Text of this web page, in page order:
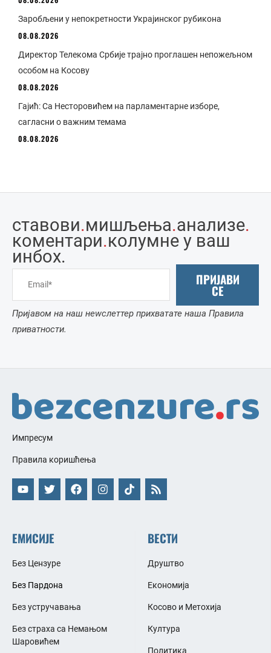
Заробљени у непокретности Украјинског рубикона
08.08.2026
Директор Телекома Србије трајно проглашен непожељном
особом на Косову
08.08.2026
Гајић: Са Несторовићем на парламентарне изборе,
сагласни о важним темама
08.08.2026
ставови.мишљења.анализе.
коментари.колумне у ваш
инбоx.
ПРИЈАВИ
СЕ
Пријавом на наш неwслеттер прихватате наша Правила
приватности.
Импресум
Правила коришћења
ЕМИСИЈЕ
Без Цензуре
Без Пардона
Без устручавања
Без страха са Немањом
Шаровићем
ВЕСТИ
Друштво
Економија
Косово и Метохија
Култура
Политика